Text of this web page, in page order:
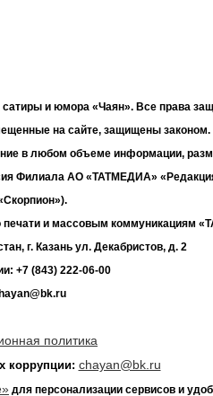
сатиры и юмора «Чаян». Все права
на сайте, защищены законом.
в любом объеме информации,
Филиала АО «ТАТМЕДИА»
печати и массовым коммуникациям
г. Казань ул. Декабристов, д. 2
+7 (843) 222-06-00
политика
коррупции: chayan@bk.ru
для персонализации сервисов и